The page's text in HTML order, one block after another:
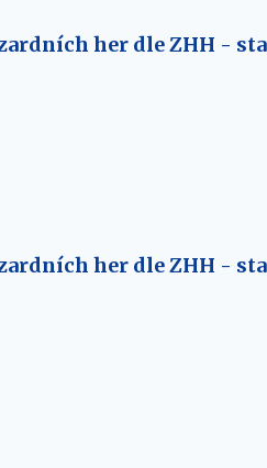
her dle ZHH -
her dle ZHH -